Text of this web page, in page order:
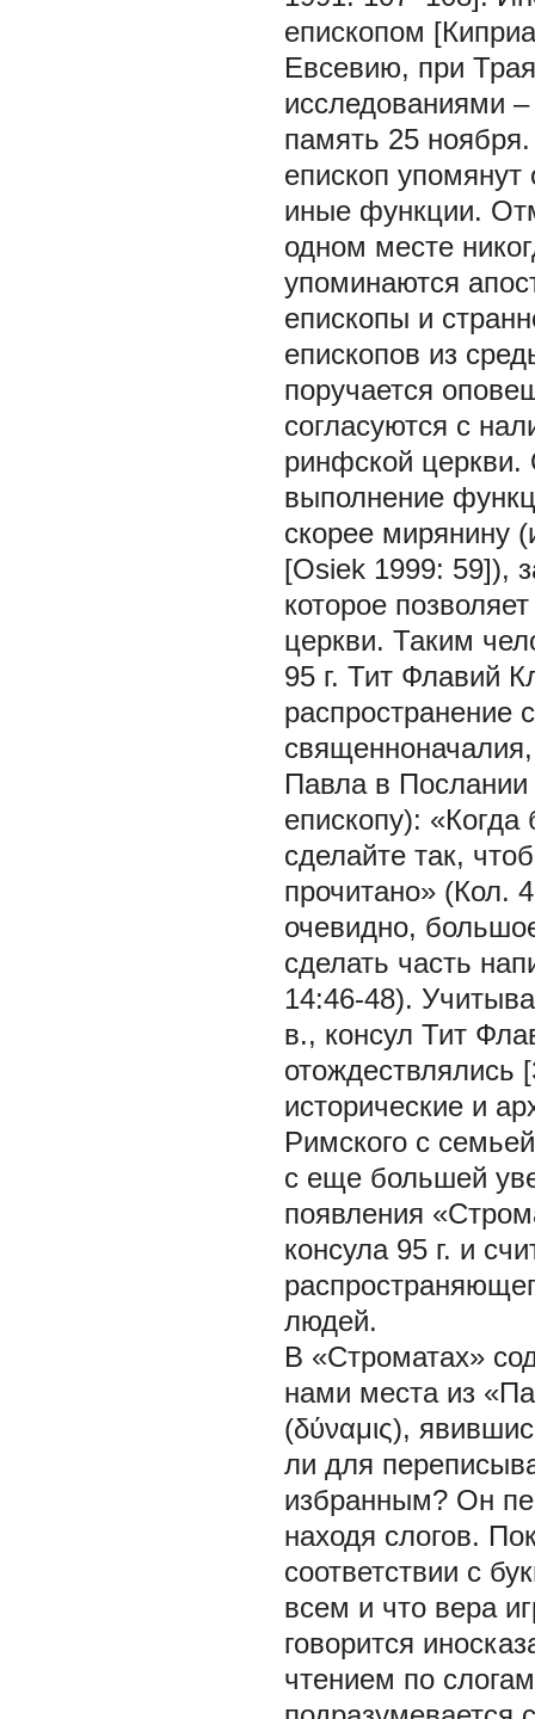
епископом
Евсевию, при
исследованиями
память 25
епископ упомянут
иные функции.
одном месте
упоминаются
епископы и
епископов из
поручается
согласуются с
ринфской церкви.
выполнение
скорее мирянину
[Osiek 1999: 59]),
которое
церкви. Таким
95 г. Тит Флавий
распространение
Павла в Послании
епископу): «Когда
сделайте так,
прочитано» (Кол.
очевидно,
сделать часть
14:46-48).
в., консул Тит
отождествлялись
исторические и
Римского с
с еще большей
появления
консула 95 г. и
людей.
В «Строматах»
нами места из
(δύναμις),
ли для
избранным? Он
находя слогов.
соответствии с
всем и что вера
говорится
чтением по